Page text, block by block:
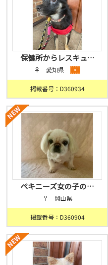
保健所からレスキュ…
♀ 愛知県
掲載番号：D360934
ペキニーズ女の子の…
♀ 岡山県
掲載番号：D360904